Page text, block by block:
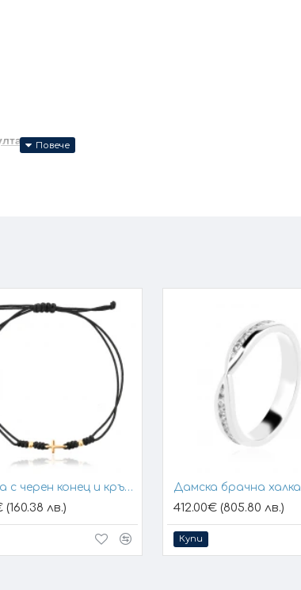
Гривна с черен конец и кръстче
лв.)
Дамска брачна халка
412.00€ (805.80 лв.)
Купи